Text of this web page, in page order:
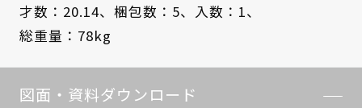
才数：20.14、 梱包数：5、 入数：1、
総重量：78kg
図面・資料ダウンロード